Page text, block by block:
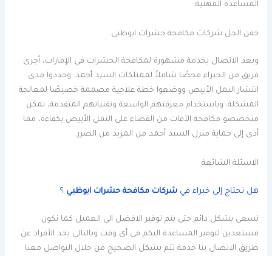
المساعدة المهنية.
حقن الجل شركات مكافحة حشرات ابوظبي
وبعد الاتصال بخدمة مشهورة لمكافحة الحشرات في الإمارات، أجرى
فريق من الخبراء فحصًا شاملاً لممتلكات السيد أحمد. وحددوا مدى
انتشار النمل الأبيض ووضعوا خطة علاجية مصممة خصيصًا لمعالجة
المشكلة. وباستخدام معرفتهم الواسعة وتقنياتهم المتقدمة، تمكن
متخصصو مكافحة الآفات من القضاء على النمل الأبيض بكفاءة، مما
أدى إلى حماية منزل السيد أحمد من المزيد من الضرر.
الاسئلة الشائعة
هل تحتاج إلى خبراء فيشركات مكافحة حشرات ابوظبي ؟
نسعى بشكل دائم حتى يتم توفير الافضل الى العميل كما نكون
مستعدين لتوفير المساعدة اليكم في أي وقت وبالتالي يجد الأفراد عن
طريق الاتصال بنا خدمة تتم بشكل الصحيح من خلال التواصل معنا